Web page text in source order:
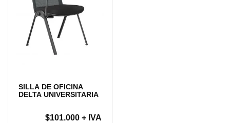
SILLA DE OFICINA
DELTA UNIVERSITARIA
$101.000 + IVA